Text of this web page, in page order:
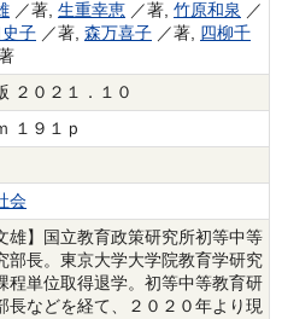
／著, 生重幸恵 ／著, 竹原和泉 ／
子 ／著, 森万喜子 ／著, 四柳千
２０２１．１０
１９１ｐ
会
雄】国立教育政策研究所初等中等
部長。東京大学大学院教育学研究
程単位取得退学。初等中等教育研
長などを経て、２０２０年より現